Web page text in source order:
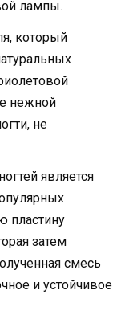
лампы.
который
нежной
не
является
пластину
затем
смесь
и устойчивое